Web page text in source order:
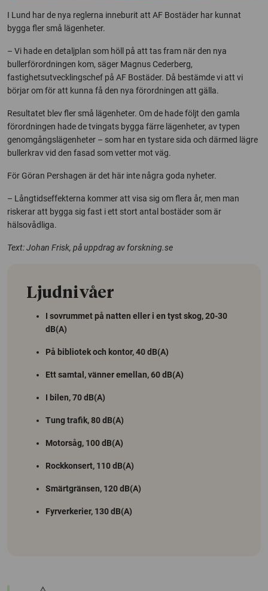
I Lund har de nya reglerna inneburit att AF Bostäder har kunnat
bygga fler små lägenheter.
– Vi hade en detaljplan som höll på att tas fram när den nya
bullerförordningen kom, säger Magnus Cederberg,
fastighetsutvecklingschef på AF Bostäder. Då bestämde vi att vi
börjar om för att kunna få den nya förordningen att gälla.
Resultatet blev fler små lägenheter. Om de hade följt den gamla
förordningen hade de tvingats bygga färre lägenheter, av typen
genomgångslägenheter – som har en tystare sida och därmed lägre
bullerkrav vid den fasad som vetter mot väg.
För Göran Pershagen är det här inte några goda nyheter.
– Långtidseffekterna kommer att visa sig om flera år, men man
riskerar att bygga sig fast i ett stort antal bostäder som är
hälsovådliga.
Text: Johan Frisk, på uppdrag av forskning.se
Ljudnivåer
I sovrummet på natten eller i en tyst skog, 20-30
dB(A)
På bibliotek och kontor, 40 dB(A)
Ett samtal, vänner emellan, 60 dB(A)
I bilen, 70 dB(A)
Tung trafik, 80 dB(A)
Motorsåg, 100 dB(A)
Rockkonsert, 110 dB(A)
Smärtgränsen, 120 dB(A)
Fyrverkerier, 130 dB(A)